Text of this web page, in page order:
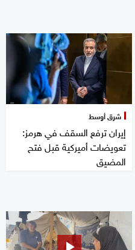
شرق أوسط
إيران ترفع السقف في هرمز:
تعويضات أميركية قبل فتح
المضيق